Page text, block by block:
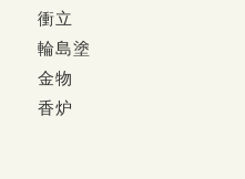
衝立
輪島塗
金物
香炉